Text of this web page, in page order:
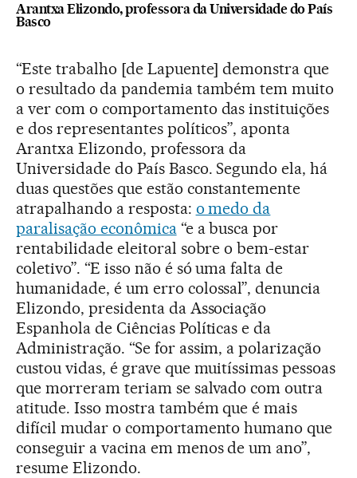
Arantxa Elizondo, professora da Universidade do País
Basco
“Este trabalho [de Lapuente] demonstra que
o resultado da pandemia também tem muito
a ver com o comportamento das instituições
e dos representantes políticos”, aponta
Arantxa Elizondo, professora da
Universidade do País Basco. Segundo ela, há
duas questões que estão constantemente
atrapalhando a resposta: o medo da
paralisação econômica“e a busca por
rentabilidade eleitoral sobre o bem-estar
coletivo”. “E isso não é só uma falta de
humanidade, é um erro colossal”, denuncia
Elizondo, presidenta da Associação
Espanhola de Ciências Políticas e da
Administração. “Se for assim, a polarização
custou vidas, é grave que muitíssimas pessoas
que morreram teriam se salvado com outra
atitude. Isso mostra também que é mais
difícil mudar o comportamento humano que
conseguir a vacina em menos de um ano”,
resume Elizondo.